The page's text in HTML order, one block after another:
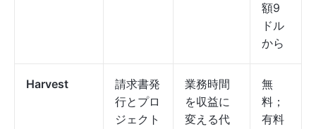
額9
ドル
から
Harvest
請求書発
行とプロ
ジェクト
業務時間
を収益に
変える代
無
料；
有料